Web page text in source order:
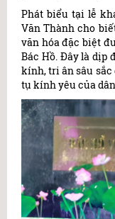
Phát biểu tại lễ
Văn Thành cho
văn hóa đặc biệt
Bác Hồ. Đây là dịp
kính, tri ân sâu
tụ kính yêu của